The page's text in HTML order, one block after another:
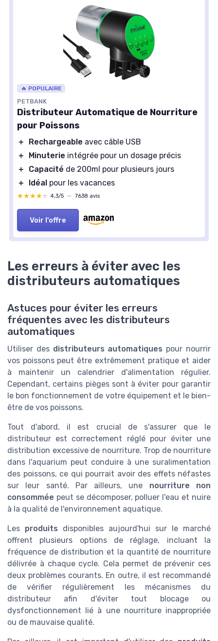
🔥 POPULAIRE
PETBANK
Distributeur Automatique de Nourriture
pour Poissons
＋ Rechargeable avec câble USB
＋
Minuterie intégrée pour un dosage précis
＋
Capacité de 200ml pour plusieurs jours
＋
Idéal pour les vacances
★★★★★
★★★★★ 4,3/5 — 7638 avis
Voir l'offre
Les erreurs à éviter avec les
distributeurs automatiques
Astuces pour éviter les erreurs
fréquentes avec les distributeurs
automatiques
Utiliser des distributeurs automatiques pour nourrir
vos poissons peut être extrêmement pratique et aider
à maintenir un calendrier d'alimentation régulier.
Cependant, certains pièges sont à éviter pour garantir
le bon fonctionnement de votre équipement et le bien-
être de vos poissons.
Tout d'abord, il est crucial de s'assurer que le
distributeur est correctement réglé pour éviter une
distribution excessive de nourriture. Trop de nourriture
dans l'aquarium peut conduire à une suralimentation
des poissons, ce qui pourrait avoir des effets néfastes
sur leur santé. Par ailleurs, une nourriture non
consommée peut se décomposer, polluer l'eau et nuire
à la qualité de l'environnement aquatique.
Les produits disponibles aujourd'hui sur le marché
offrent plusieurs options de réglage, incluant la
fréquence de distribution et la quantité de nourriture
délivrée à chaque cycle. Cela permet de prévenir ces
deux problèmes courants. En outre, il est recommandé
de vérifier régulièrement les mécanismes du
distributeur afin d'éviter tout blocage ou
dysfonctionnement lié à une nourriture inappropriée
ou de mauvaise qualité.